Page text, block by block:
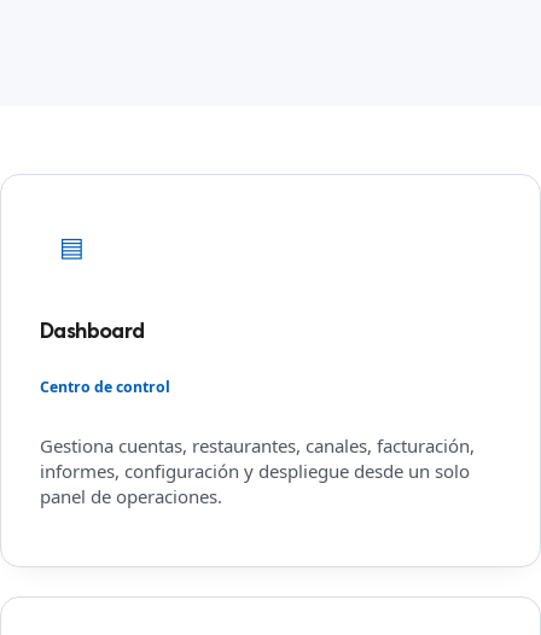
▤
Dashboard
Centro de control
Gestiona cuentas, restaurantes, canales, facturación,
informes, configuración y despliegue desde un solo
panel de operaciones.